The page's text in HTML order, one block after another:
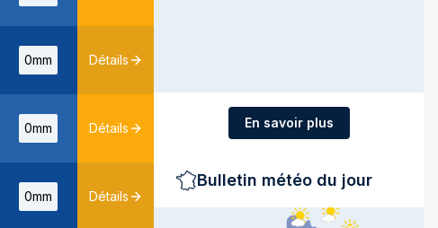
0mm Détails
0mm Détails
0mm Détails
En savoir plus
Bulletin météo du jour